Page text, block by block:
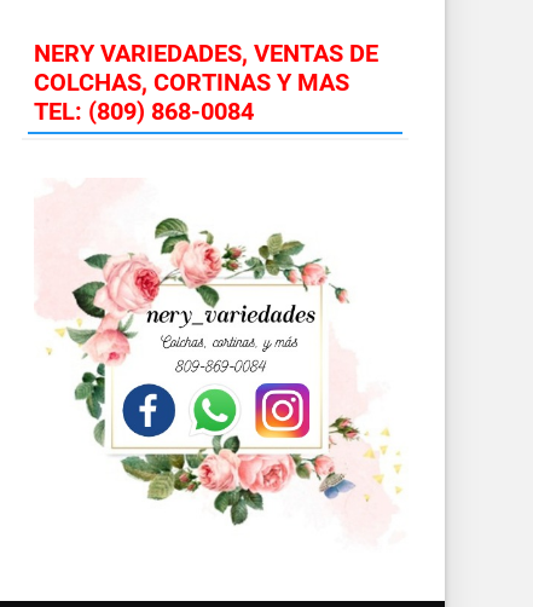
NERY VARIEDADES, VENTAS DE
COLCHAS, CORTINAS Y MAS
TEL: (809) 868-0084